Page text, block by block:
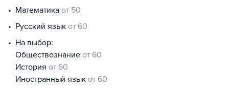
математика от 50
русский язык от 60
На выбор:
обществознание от 60
история от 60
иностранный язык от 60